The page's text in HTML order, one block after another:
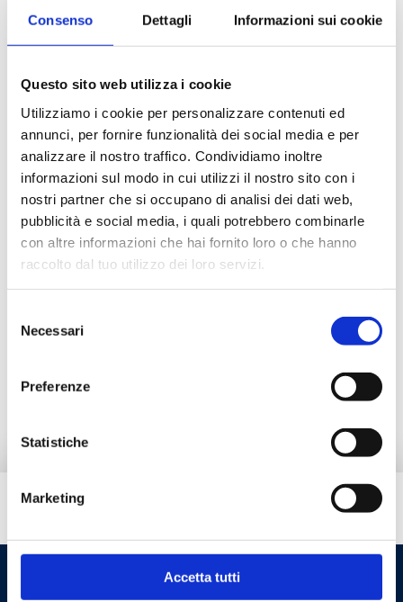
Consenso Dettagli Informazioni sui cookie
Questo sito web utilizza i cookie
Utilizziamo i cookie per personalizzare contenuti ed
annunci, per fornire funzionalità dei social media e per
analizzare il nostro traffico. Condividiamo inoltre
informazioni sul modo in cui utilizzi il nostro sito con i
nostri partner che si occupano di analisi dei dati web,
pubblicità e social media, i quali potrebbero combinarle
con altre informazioni che hai fornito loro o che hanno
raccolto dal tuo utilizzo dei loro servizi.
delNecessari
Preferenze
Statistiche
Marketing
Accetta tutti
01G05000X G 2 1/2 M - G 2 F
Descrizione
Documentazione
Accessori
Prodotti alternativi
Ricambi